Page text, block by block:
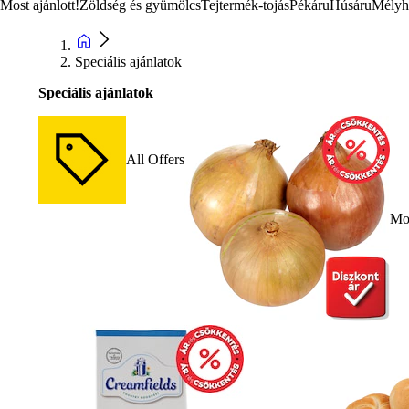
Most ajánlott!Zöldség és gyümölcsTejtermék-tojásPékáruHúsáru
Speciális ajánlatok
Speciális ajánlatok
All Offers